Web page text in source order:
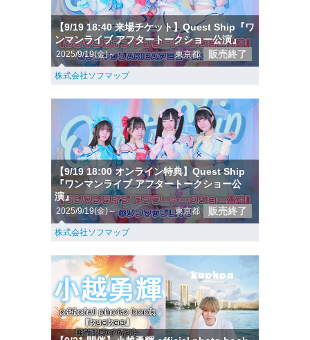
【9/19 18:40 来場チケット】Quest Ship『ワ
ンマンライブ アフタートークショー公演』
2025/9/19(金)～ 東京都 販売終了
株式会社ソフマップ
【9/19 18:00 オンライン特典】Quest Ship
『ワンマンライブ アフタートークショー公
演』
2025/9/19(金)～ 東京都 販売終了
株式会社ソフマップ